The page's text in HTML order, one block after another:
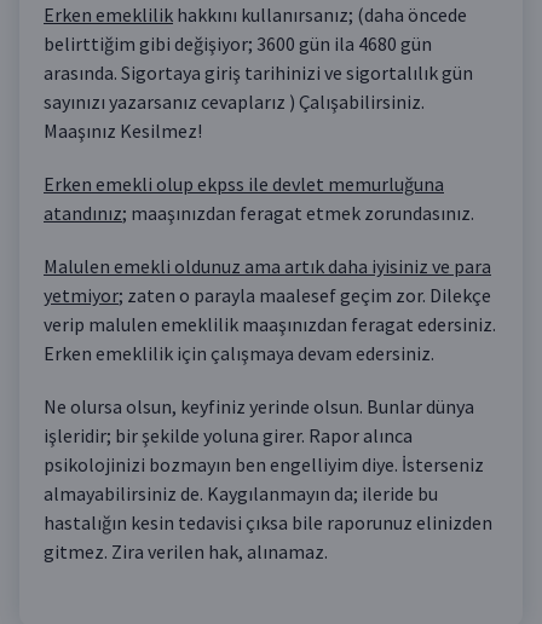
Erken emeklilik hakkını kullanırsanız; (daha öncede
belirttiğim gibi değişiyor; 3600 gün ila 4680 gün
arasında. Sigortaya giriş tarihinizi ve sigortalılık gün
sayınızı yazarsanız cevaplarız ) Çalışabilirsiniz.
Maaşınız Kesilmez!
Erken emekli olup ekpss ile devlet memurluğuna
atandınız; maaşınızdan feragat etmek zorundasınız.
Malulen emekli oldunuz ama artık daha iyisiniz ve para
yetmiyor; zaten o parayla maalesef geçim zor. Dilekçe
verip malulen emeklilik maaşınızdan feragat edersiniz.
Erken emeklilik için çalışmaya devam edersiniz.
Ne olursa olsun, keyfiniz yerinde olsun. Bunlar dünya
işleridir; bir şekilde yoluna girer. Rapor alınca
psikolojinizi bozmayın ben engelliyim diye. İsterseniz
almayabilirsiniz de. Kaygılanmayın da; ileride bu
hastalığın kesin tedavisi çıksa bile raporunuz elinizden
gitmez. Zira verilen hak, alınamaz.